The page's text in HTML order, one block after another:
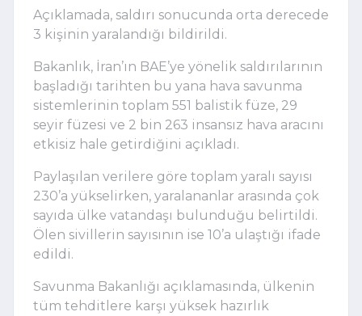
Açıklamada, saldırı sonucunda orta derecede
3 kişinin yaralandığı bildirildi.
Bakanlık, İran’ın BAE’ye yönelik saldırılarının
başladığı tarihten bu yana hava savunma
sistemlerinin toplam 551 balistik füze, 29
seyir füzesi ve 2 bin 263 insansız hava aracını
etkisiz hale getirdiğini açıkladı.
Paylaşılan verilere göre toplam yaralı sayısı
230’a yükselirken, yaralananlar arasında çok
sayıda ülke vatandaşı bulunduğu belirtildi.
Ölen sivillerin sayısının ise 10’a ulaştığı ifade
edildi.
Savunma Bakanlığı açıklamasında, ülkenin
tüm tehditlere karşı yüksek hazırlık